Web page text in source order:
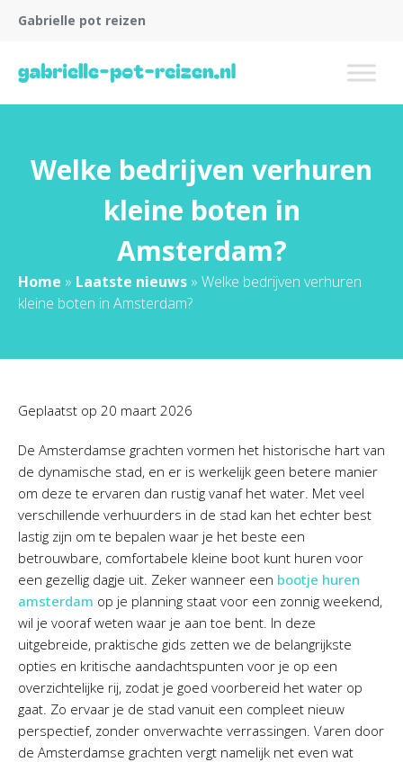
Gabrielle pot reizen
Welke bedrijven verhuren
kleine boten in
Amsterdam?
Home » Laatste nieuws » Welke bedrijven verhuren
kleine boten in Amsterdam?
Geplaatst op 20 maart 2026
De Amsterdamse grachten vormen het historische hart van
de dynamische stad, en er is werkelijk geen betere manier
om deze te ervaren dan rustig vanaf het water. Met veel
verschillende verhuurders in de stad kan het echter best
lastig zijn om te bepalen waar je het beste een
betrouwbare, comfortabele kleine boot kunt huren voor
een gezellig dagje uit. Zeker wanneer een bootje huren
amsterdam op je planning staat voor een zonnig weekend,
wil je vooraf weten waar je aan toe bent. In deze
uitgebreide, praktische gids zetten we de belangrijkste
opties en kritische aandachtspunten voor je op een
overzichtelijke rij, zodat je goed voorbereid het water op
gaat. Zo ervaar je de stad vanuit een compleet nieuw
perspectief, zonder onverwachte verrassingen. Varen door
de Amsterdamse grachten vergt namelijk net even wat